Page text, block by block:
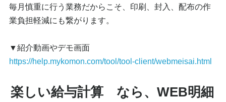
毎月慎重に行う業務だからこそ、印刷、封入、配布の作
業負担軽減にも繋がります。
▼紹介動画やデモ画面
https://help.mykomon.com/tool/tool-client/webmeisai.html
楽しい給与計算 なら、WEB明細